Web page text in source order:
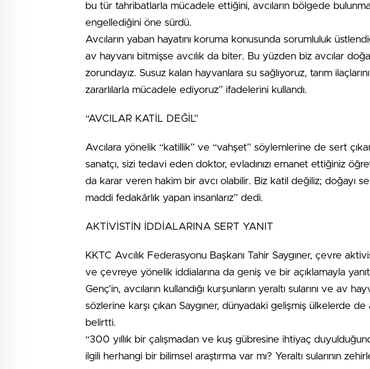
bu tür tahribatlarla mücadele ettiğini, avcıların bölgede
engellediğini öne sürdü.
Avcıların yaban hayatını koruma konusunda sorumluluk
av hayvanı bitmişse avcılık da biter. Bu yüzden biz avcılar
zorundayız. Susuz kalan hayvanlara su sağlıyoruz, tarım
zararlılarla mücadele ediyoruz” ifadelerini kullandı.
“AVCILAR KATİL DEĞİL”
Avcılara yönelik “katillik” ve “vahşet” söylemlerine de sert
sanatçı, sizi tedavi eden doktor, evladınızı emanet ettiğiniz
da karar veren hakim bir avcı olabilir. Biz katil değiliz; doğayı
maddi fedakârlık yapan insanlarız” dedi.
AKTİVİSTİN İDDİALARINA SERT YANIT
KKTC Avcılık Federasyonu Başkanı Tahir Saygıner, çevre
ve çevreye yönelik iddialarına da geniş ve bir açıklamayla
Genç’in, avcıların kullandığı kurşunların yeraltı sularını ve av
sözlerine karşı çıkan Saygıner, dünyadaki gelişmiş ülkelerde de
belirtti.
“300 yıllık bir çalışmadan ve kuş gübresine ihtiyaç
ilgili herhangi bir bilimsel araştırma var mı? Yeraltı sularının